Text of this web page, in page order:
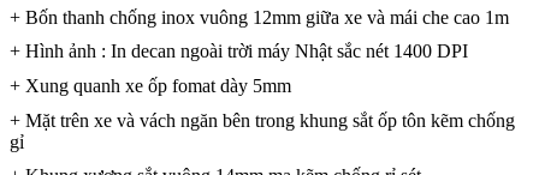
+ Bốn thanh chống inox vuông 12mm giữa xe và mái che cao 1m
+ Hình ảnh : In decan ngoài trời máy Nhật sắc nét 1400 DPI
+ Xung quanh xe ốp fomat dày 5mm
+ Mặt trên xe và vách ngăn bên trong khung sắt ốp tôn kẽm chống
gỉ